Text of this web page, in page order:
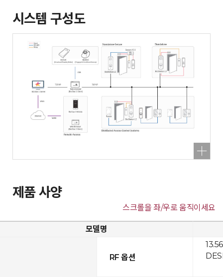
시스템 구성도
제품 사양
스크롤을 좌/우로 움직이세요
모델명
RF 옵션